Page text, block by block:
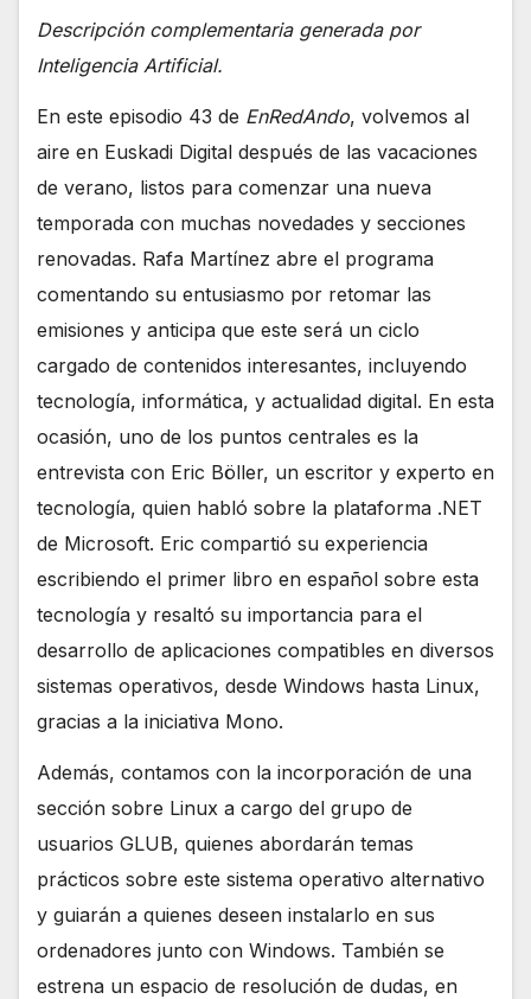
Descripción complementaria generada por
Inteligencia Artificial.
En este episodio 43 de EnRedAndo, volvemos al
aire en Euskadi Digital después de las vacaciones
de verano, listos para comenzar una nueva
temporada con muchas novedades y secciones
renovadas. Rafa Martínez abre el programa
comentando su entusiasmo por retomar las
emisiones y anticipa que este será un ciclo
cargado de contenidos interesantes, incluyendo
tecnología, informática, y actualidad digital. En esta
ocasión, uno de los puntos centrales es la
entrevista con Eric Böller, un escritor y experto en
tecnología, quien habló sobre la plataforma .NET
de Microsoft. Eric compartió su experiencia
escribiendo el primer libro en español sobre esta
tecnología y resaltó su importancia para el
desarrollo de aplicaciones compatibles en diversos
sistemas operativos, desde Windows hasta Linux,
gracias a la iniciativa Mono.
Además, contamos con la incorporación de una
sección sobre Linux a cargo del grupo de
usuarios GLUB, quienes abordarán temas
prácticos sobre este sistema operativo alternativo
y guiarán a quienes deseen instalarlo en sus
ordenadores junto con Windows. También se
estrena un espacio de resolución de dudas, en